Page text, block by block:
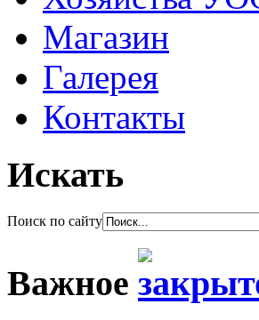
Магазин
Галерея
Контакты
Искать
Поиск по сайту
Важное